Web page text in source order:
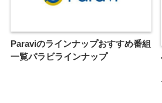
Paraviのラインナップおすすめ番組
一覧パラビラインナップ